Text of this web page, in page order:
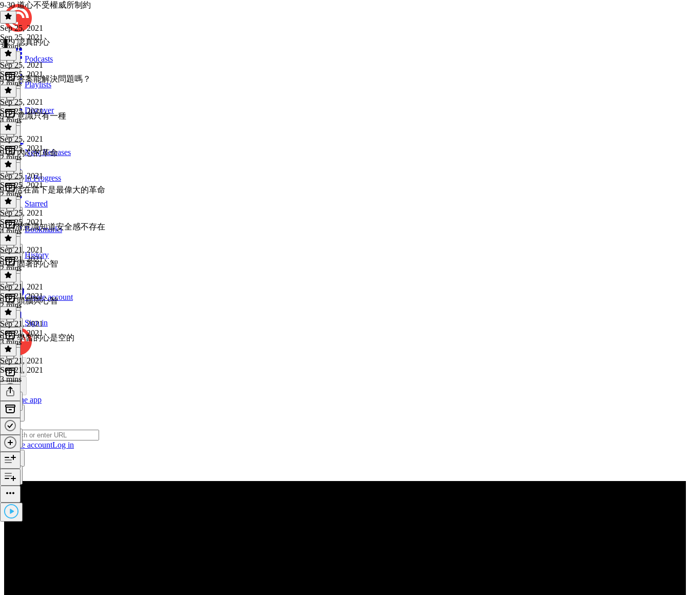
Podcasts
Playlists
Discover
New Releases
In Progress
Starred
Bookmarks
History
Create account
Sign in
Get the app
Create accountLog in
9-30 道心不受權威所制約
Sep 25, 2021
Sep 25, 2021
3 mins
9-29 認真的心
Sep 25, 2021
Sep 25, 2021
2 mins
9-28 答案能解決問題嗎？
Sep 25, 2021
Sep 25, 2021
4 mins
9-27 意識只有一種
Sep 25, 2021
Sep 25, 2021
2 mins
9-26 內心的革命
Sep 25, 2021
Sep 25, 2021
2 mins
9-25活在當下是最偉大的革命
Sep 25, 2021
Sep 25, 2021
4 mins
9-24潛意識知道安全感不存在
Sep 21, 2021
Sep 21, 2021
2 mins
9-23 固著的心智
Sep 21, 2021
Sep 21, 2021
2 mins
9-22 頭腦與心智
Sep 21, 2021
Sep 21, 2021
3 mins
9-21 學習的心是空的
Sep 21, 2021
Sep 21, 2021
3 mins